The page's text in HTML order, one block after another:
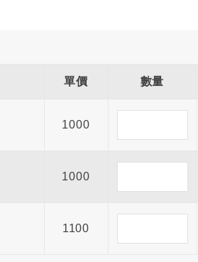
單價 數量
1000
1000
1100